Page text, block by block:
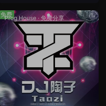
Prog House·免费分享
免费